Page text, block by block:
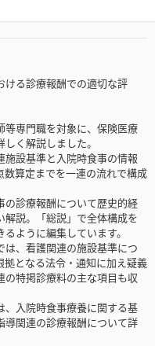
ける診療報酬での適切な評
専門職を対象に、保険医療
く解説しました。
設基準と入院時食事の情報
算定までを一連の流れで構成
診療報酬について歴史的経
説。「総説」で全体構成を
ように編集しています。
、看護関連の施設基準につ
となる法令・通知に加え疑義
特掲診療料の主な項目も収
入院時食事療養に関する基
関連の診療報酬について詳